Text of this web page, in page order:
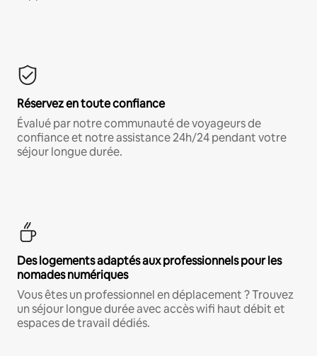
Réservez en toute confiance
Évalué par notre communauté de voyageurs de
confiance et notre assistance 24h/24 pendant votre
séjour longue durée.
Des logements adaptés aux professionnels pour les
nomades numériques
Vous êtes un professionnel en déplacement ? Trouvez
un séjour longue durée avec accès wifi haut débit et
espaces de travail dédiés.